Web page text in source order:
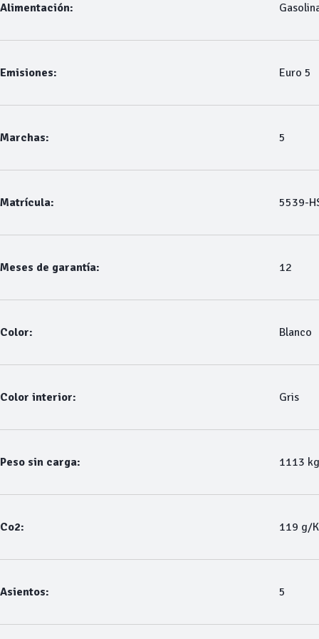
Alimentación:
Emisiones: Euro 5
Marchas: 5
Matrícula: 5539-
Meses de garantía: 12
Color: Blanco
Color interior: Gris
Peso sin carga: 1113 kg
Co2: 119 g/
Asientos: 5